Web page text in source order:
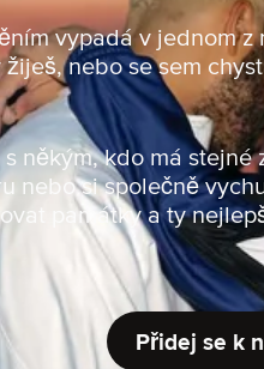
vypadá v jednom
nebo se sem
někým, kdo má
nebo si společně
památky a ty
Přidej se k